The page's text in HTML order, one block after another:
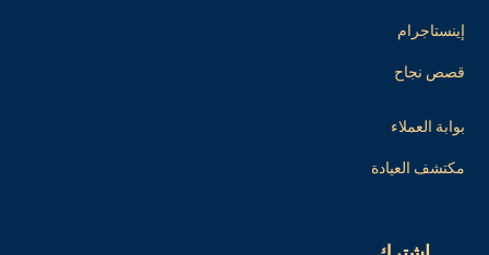
إينستاجرام
قصص نجاح
بوابة العملاء
مكتشف العيادة